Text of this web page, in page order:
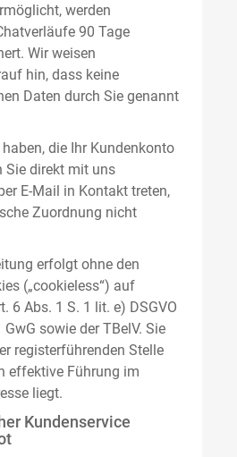
werden
90 Tage
Wir weisen
hin, dass keine
Daten durch Sie genannt
die Ihr Kundenkonto
Sie direkt mit uns
E-Mail in Kontakt treten,
Zuordnung nicht
erfolgt ohne den
(„cookieless“) auf
6 Abs. 1 S. 1 lit. e) DSGVO
sowie der TBelV. Sie
registerführenden Stelle
effektive Führung im
liegt.
Kundenservice